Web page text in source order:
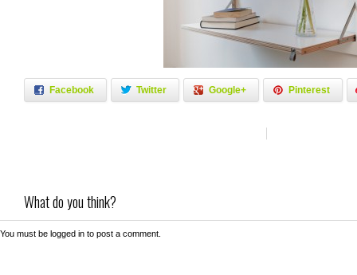
Facebook Twitter Google+ Pinterest
What do you think?
You must be logged in to post a comment.